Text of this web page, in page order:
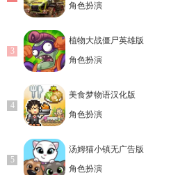
角色扮演
植物大战僵尸英雄版
角色扮演
美食梦物语汉化版
角色扮演
汤姆猫小镇无广告版
角色扮演